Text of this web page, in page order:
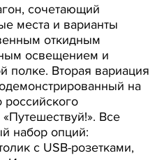
сочетающий
места и варианты
откидным
освещением и
полке. Вторая вариация
на
Все
набор опций:
с USB-розетками,